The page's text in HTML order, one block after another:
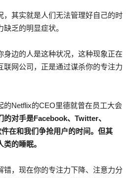
，其实就是人们无法管理好自己的时
乏的明显症状。
身边的人是这种状况，这种现象正在
联网公司，正是通过谋杀你的专注力
的Netflix的CEO里德就曾在员工大会
的对手是Facebook、Twitter、
在和我们争抢用户的时间。但其
的睡眠。
错，现在你的专注力下降、注意力分